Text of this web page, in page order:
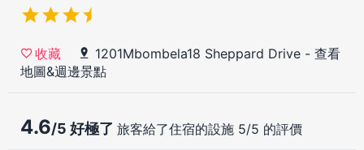
收藏 1201Mbombela18 Sheppard Drive - 查看
地圖&週邊景點
4.6/5 好極了 旅客給了住宿的設施 5/5 的評價